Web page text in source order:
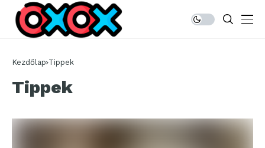
Kezdőlap Tippek
Tippek